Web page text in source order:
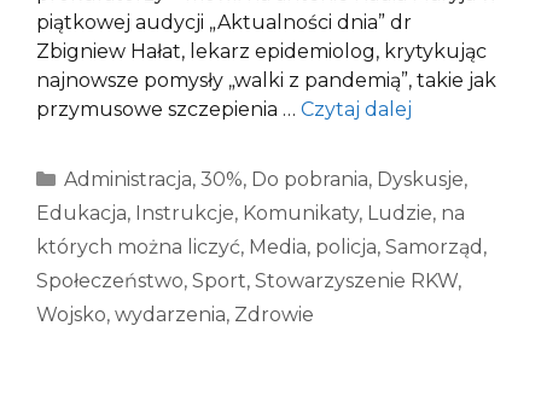
piątkowej audycji „Aktualności dnia” dr
Zbigniew Hałat, lekarz epidemiolog, krytykując
najnowsze pomysły „walki z pandemią”, takie jak
przymusowe szczepienia … Czytaj dalej
Kategorie
Administracja, 30%, Do pobrania, Dyskusje,
Edukacja, Instrukcje, Komunikaty, Ludzie, na
których można liczyć, Media, policja, Samorząd ,
Społeczeństwo, Sport, Stowarzyszenie RKW,
Wojsko, wydarzenia, Zdrowie